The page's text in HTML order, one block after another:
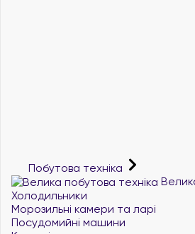
Побутова техніка
Холодильники
Морозильні камери та ларі
Посудомийні машини